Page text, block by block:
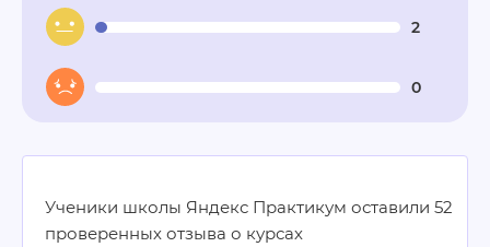
Ученики школы Яндекс Практикум оставили 52
проверенных отзыва о курсах
2
0